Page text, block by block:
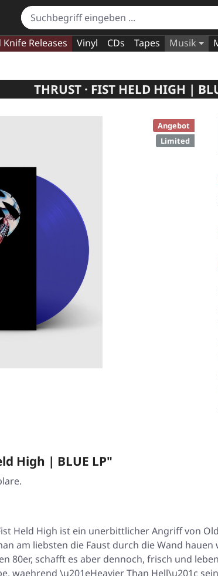
Knife Releases Vinyl CDs Tapes Musik
THRUST · FIST HELD HIGH |
Angebot
Limited
High | BLUE LP"
Held High ist ein unerbittlicher Angriff von
am liebsten die Faust durch die Wand
80er, schafft es aber dennoch, frisch und
waehrend \u201eHeavier Than Hell\u201c